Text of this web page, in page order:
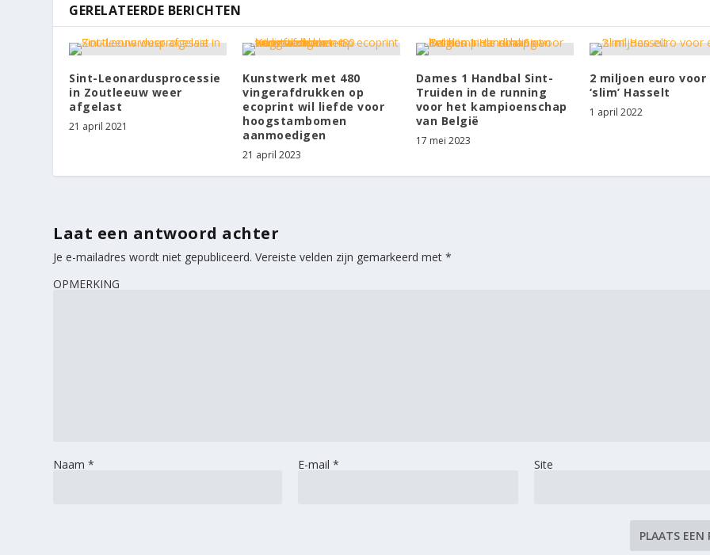
GERELATEERDE BERICHTEN
Sint-Leonardusprocessie
in Zoutleeuw weer
afgelast
21 april 2021
Kunstwerk met 480
vingerafdrukken op
ecoprint wil liefde voor
hoogstambomen
aanmoedigen
21 april 2023
Dames 1 Handbal Sint-
Truiden in de running
voor het kampioenschap
van België
17 mei 2023
2 miljoen euro voor
‘slim’ Hasselt
1 april 2022
Laat een antwoord achter
Je e-mailadres wordt niet gepubliceerd. Vereiste velden zijn gemarkeerd met*
OPMERKING
Naam* E-mail * Site